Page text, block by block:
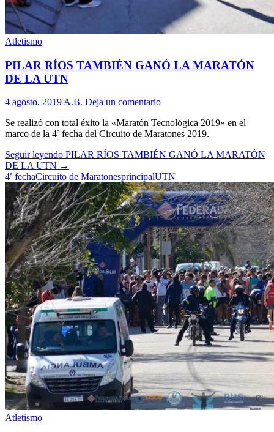
Atletismo
PILAR RÍOS TAMBIÉN GANÓ LA MARATÓN
DE LA UTN
4 agosto, 2019 A.B. Deja un comentario
Se realizó con total éxito la «Maratón Tecnológica 2019» en el
marco de la 4ª fecha del Circuito de Maratones 2019.
Seguir leyendo PILAR RÍOS TAMBIÉN GANÓ LA MARATÓN
DE LA UTN →
4ª fechaCircuito de MaratonesprincipalUTN
Atletismo